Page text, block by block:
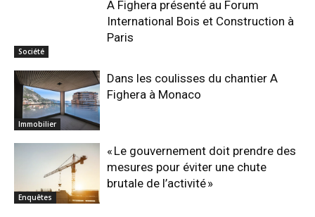
Société
A Fighera présenté au Forum
International Bois et Construction à
Paris
Immobilier
Dans les coulisses du chantier A
Fighera à Monaco
Enquêtes
« Le gouvernement doit prendre des
mesures pour éviter une chute
brutale de l’activité »